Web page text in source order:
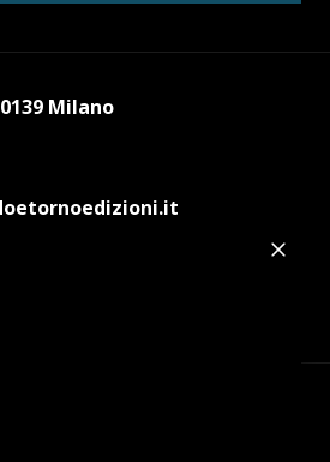
Milano